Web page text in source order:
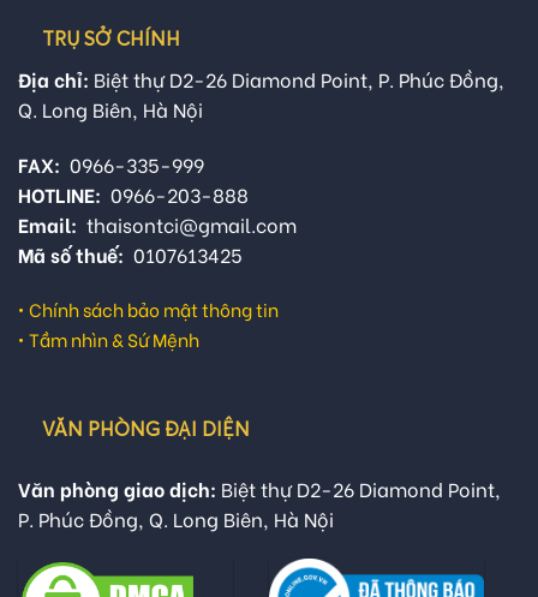
TRỤ SỞ CHÍNH
Địa chỉ: Biệt thự D2-26 Diamond Point, P. Phúc Đồng,
Q. Long Biên, Hà Nội
FAX: 0966-335-999
HOTLINE: 0966-203-888
Email: thaisontci@gmail.com
Mã số thuế: 0107613425
• Chính sách bảo mật thông tin
• Tầm nhìn & Sứ Mệnh
VĂN PHÒNG ĐẠI DIỆN
Văn phòng giao dịch: Biệt thự D2-26 Diamond Point,
P. Phúc Đồng, Q. Long Biên, Hà Nội